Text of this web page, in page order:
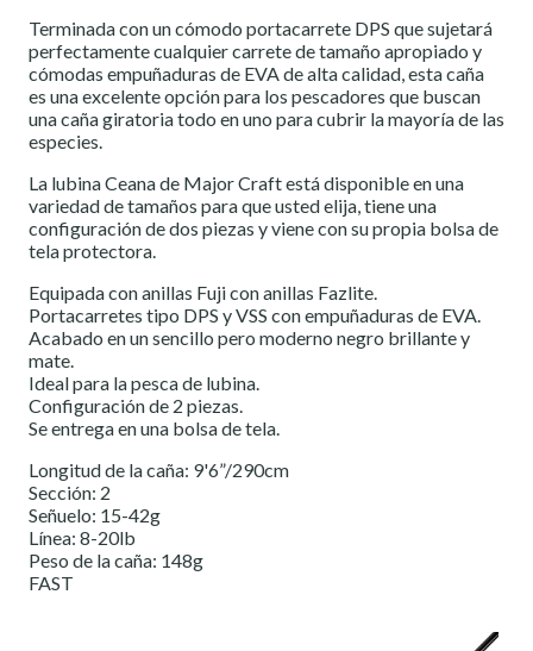
Terminada con un cómodo portacarrete DPS que sujetará
perfectamente cualquier carrete de tamaño apropiado y
cómodas empuñaduras de EVA de alta calidad, esta caña
es una excelente opción para los pescadores que buscan
una caña giratoria todo en uno para cubrir la mayoría de las
especies.
La lubina Ceana de Major Craft está disponible en una
variedad de tamaños para que usted elija, tiene una
configuración de dos piezas y viene con su propia bolsa de
tela protectora.
Equipada con anillas Fuji con anillas Fazlite.
Portacarretes tipo DPS y VSS con empuñaduras de EVA.
Acabado en un sencillo pero moderno negro brillante y
mate.
Ideal para la pesca de lubina.
Configuración de 2 piezas.
Se entrega en una bolsa de tela.
Longitud de la caña: 9'6”/290cm
Sección: 2
Señuelo: 15-42g
Línea: 8-20lb
Peso de la caña: 148g
FAST